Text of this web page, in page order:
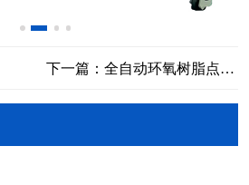
下一篇：全自动环氧树脂点胶机